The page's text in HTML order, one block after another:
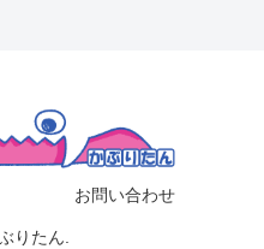
お問い合わせ
りたん.